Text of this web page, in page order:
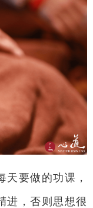
天要做的功课，
进，否则思想很